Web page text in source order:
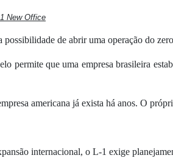
New Office
possibilidade de abrir uma operação do
permite que uma empresa brasileira
americana já exista há anos. O
internacional, o L-1 exige